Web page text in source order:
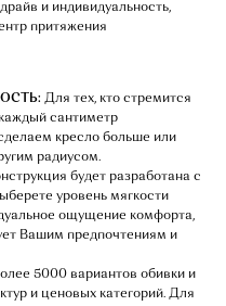
и индивидуальность,
притяжения
Для тех, кто стремится
сантиметр
кресло больше или
радиусом.
будет разработана с
уровень мягкости
ощущение комфорта,
Вашим предпочтениям и
5000 вариантов обивки и
и ценовых категорий. Для